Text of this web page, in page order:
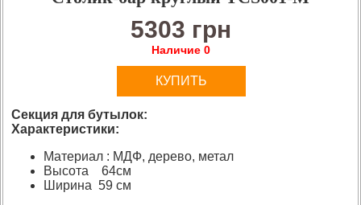
5303 грн
Наличие 0
КУПИТЬ
Секция для бутылок:
Характеристики:
Материал : МДФ, дерево, метал
Высота 64см
Ширина 59 см